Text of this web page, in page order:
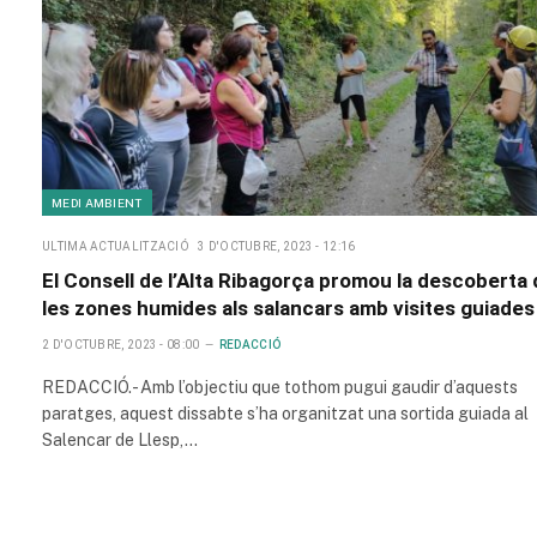
MEDI AMBIENT
ULTIMA ACTUALITZACIÓ 3 D'OCTUBRE, 2023 - 12:16
El Consell de l’Alta Ribagorça promou la descoberta
les zones humides als salancars amb visites guiades
2 D'OCTUBRE, 2023 - 08:00 REDACCIÓ
REDACCIÓ.- Amb l’objectiu que tothom pugui gaudir d’aquests
paratges, aquest dissabte s’ha organitzat una sortida guiada al
Salencar de Llesp,…